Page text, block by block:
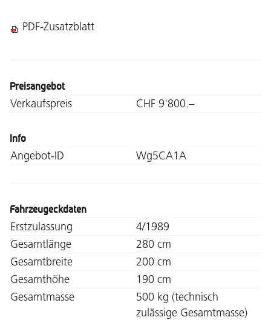
PDF-Zusatzblatt
Preisangebot
Verkaufspreis CHF 9'800.–
Info
Angebot-ID Wg5CA1A
Fahrzeugeckdaten
Erstzulassung
4/1989
Gesamtlänge
280 cm
Gesamtbreite
200 cm
Gesamthöhe
190 cm
Gesamtmasse
500 kg (technisch
zulässige Gesamtmasse)